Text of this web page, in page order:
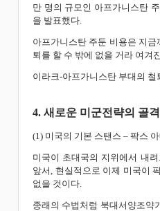
만 명의 규모인 아프가니스탄
을 발표했다.
아프가니스탄 주둔 비용은 지
퇴를 할 수 밖에 없을 거라 여겨
이라크-아프가니스탄 부대의
4. 새로운 미군전략의 골
(1) 미국의 기본 스탠스 – 팍스
미국이 초대국의 지위에서 내
앞서, 현실적으로 이제 미국이
없을 것이다.
종래의 수법처럼 북대서양조약